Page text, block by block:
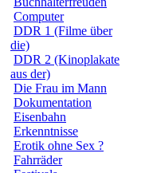
Computer
DDR 1 (Filme über
die)
DDR 2 (Kinoplakate
aus der)
Die Frau im Mann
Dokumentation
Eisenbahn
Erkenntnisse
Erotik ohne Sex ?
Fahrräder